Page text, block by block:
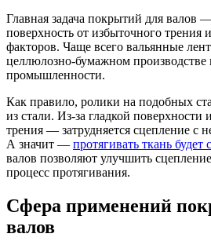
Главная задача покрытий для валов
поверхность от избыточного трения
факторов. Чаще всего вальянные
целлюлозно-бумажном производстве
промышленности.
Как правило, ролики на подобных
из стали. Из-за гладкой поверхности
трения — затрудняется сцепление с
А значит — протягивать ткань будет
валов позволяют улучшить
процесс протягивания.
Сфера применений
валов